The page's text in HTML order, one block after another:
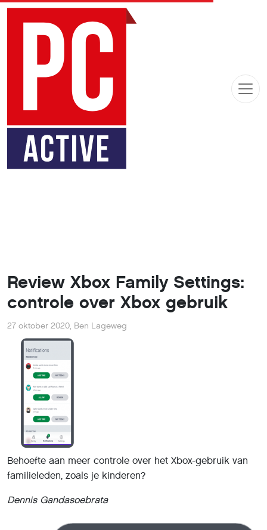
Review Xbox Family Settings:
controle over Xbox gebruik
27 oktober 2020, Ben Lageweg
Behoefte aan meer controle over het Xbox-gebruik van
familieleden, zoals je kinderen?
Dennis Gandasoebrata